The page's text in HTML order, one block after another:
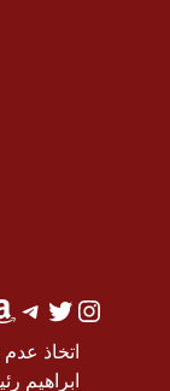
اتخاذ
ابراهیم